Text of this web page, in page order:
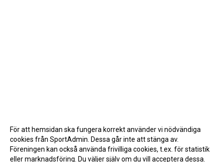
För att hemsidan ska fungera korrekt använder vi nödvändiga
cookies från SportAdmin. Dessa går inte att stänga av.
Föreningen kan också använda frivilliga cookies, t.ex. för statistik
eller marknadsföring. Du väljer själv om du vill acceptera dessa.